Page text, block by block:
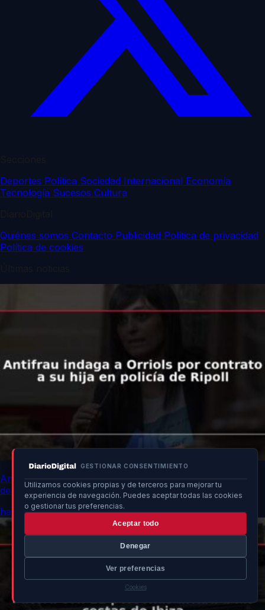
GESTIONAR CONSENTIMIENTO
Utilizamos cookies propias y de terceros para mejorar tu
experiencia de navegación. Puedes aceptar todas las cookies
o gestionar tus preferencias.
Aceptar todo
Denegar
Ver preferencias
Cookies
Deportes Política Sociedad Internacional Economía
Tecnología Sucesos Cultura
Quiénes somos Contacto Publicidad Política de privacidad
Política de cookies
Antifrau indaga a Orriols por contrato a su hija en policía
de Ripoll
hace 3h